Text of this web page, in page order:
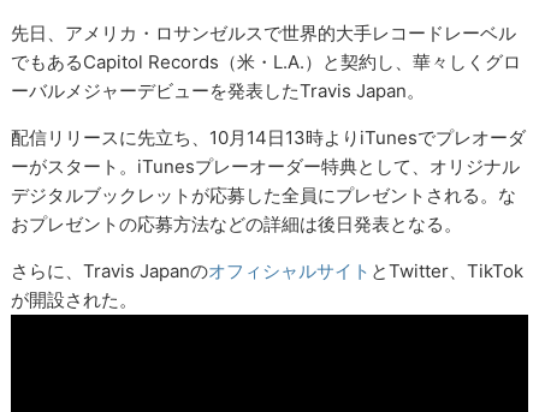
先日、アメリカ・ロサンゼルスで世界的大手レコードレーベル
でもあるCapitol Records（米・L.A.）と契約し、華々しくグロ
ーバルメジャーデビューを発表したTravis Japan。
配信リリースに先立ち、10月14日13時よりiTunesでプレオーダ
ーがスタート。iTunesプレーオーダー特典として、オリジナル
デジタルブックレットが応募した全員にプレゼントされる。な
おプレゼントの応募方法などの詳細は後日発表となる。
さらに、Travis Japanのオフィシャルサイト とTwitter、TikTok
が開設された。